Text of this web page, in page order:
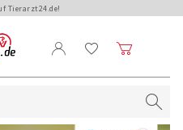
Tierarzt24.de!